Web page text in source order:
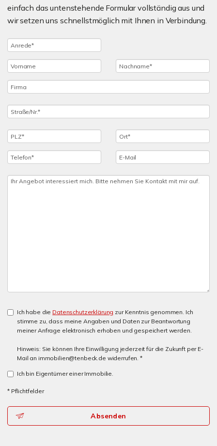
einfach das untenstehende Formular vollständig aus und
wir setzen uns schnellstmöglich mit Ihnen in Verbindung.
Ich habe die Datenschutzerklärung zur Kenntnis genommen. Ich
stimme zu, dass meine Angaben und Daten zur Beantwortung
meiner Anfrage elektronisch erhoben und gespeichert werden.
Hinweis: Sie können Ihre Einwilligung jederzeit für die Zukunft per E-
Mail an immobilien@tenbeck.de widerrufen. *
Ich bin Eigentümer einer Immobilie.
* Pflichtfelder
Absenden